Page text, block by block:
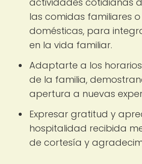
las comidas familiares
domésticas, para
en la vida familiar.
Adaptarte a los
de la familia,
apertura a nuevas
Expresar gratitud y
hospitalidad recibida
de cortesía y